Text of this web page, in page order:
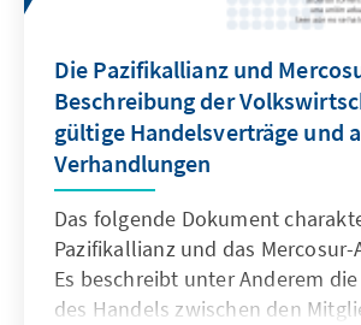
Die Pazifikallianz und
Beschreibung der
gültige Handelsverträge und
Verhandlungen
Das folgende Dokument
Pazifikallianz und das
Es beschreibt unter Anderem
des Handels zwischen den